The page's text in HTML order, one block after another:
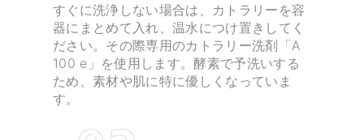
すぐに洗浄しない場合は、カトラリーを容
器にまとめて入れ、温水につけ置きしてく
ださい。その際専用のカトラリー洗剤「A
100 e」を使用します。酵素で予洗いする
ため、素材や肌に特に優しくなっていま
す。